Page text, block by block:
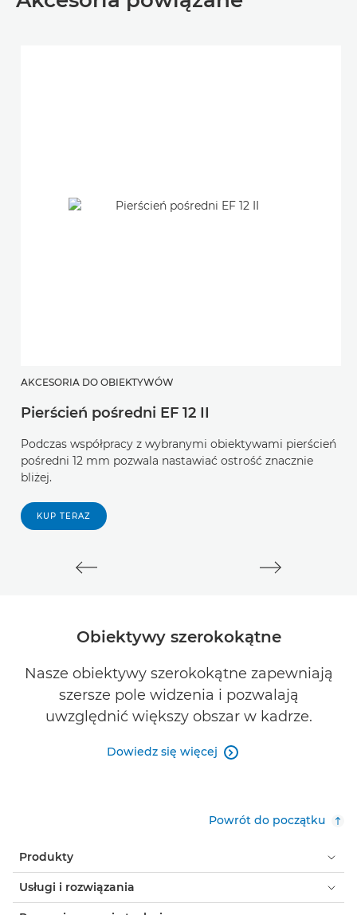
AKCESORIA DO OBIEKTYWÓW
Pierścień pośredni EF 12 II
Podczas współpracy z wybranymi obiektywami pierścień
pośredni 12 mm pozwala nastawiać ostrość znacznie
bliżej.
KUP TERAZ
Obiektywy szerokokątne
Nasze obiektywy szerokokątne zapewniają
szersze pole widzenia i pozwalają
uwzględnić większy obszar w kadrze.
Dowiedz się więcej 
Powrót do początku
Produkty
Usługi i rozwiązania